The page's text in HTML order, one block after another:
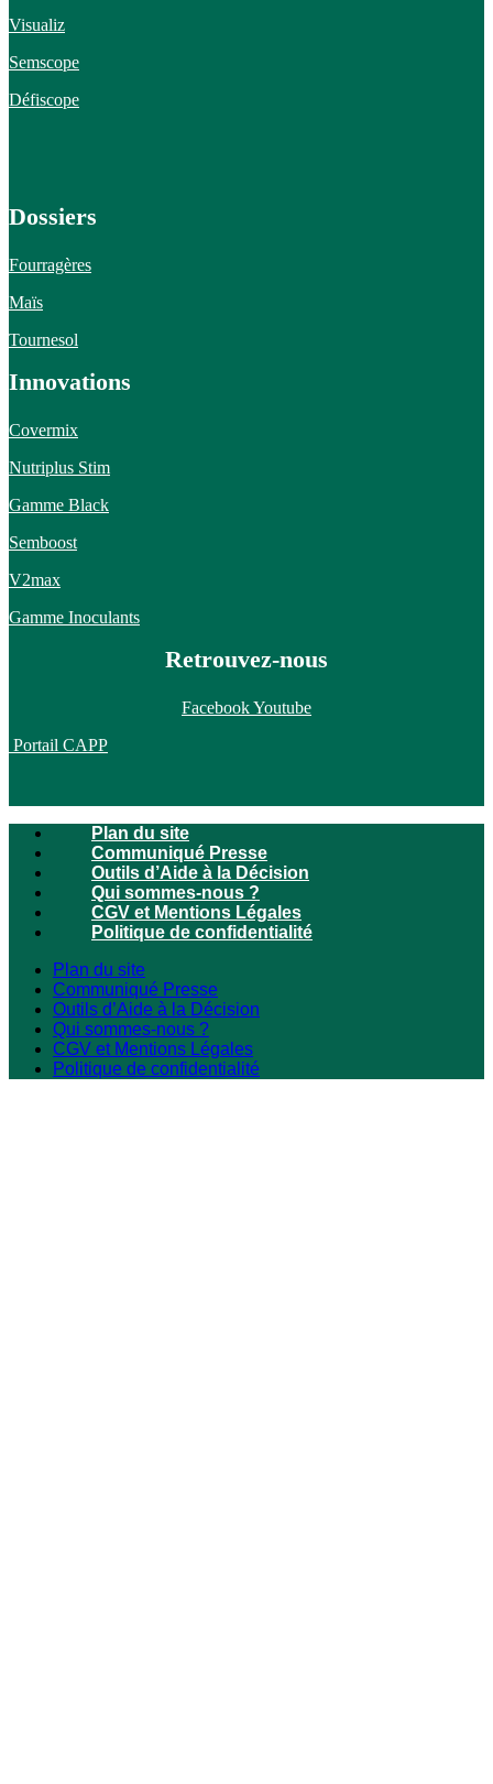
Visualiz
Semscope
Défiscope
Dossiers
Fourragères
Maïs
Tournesol
Innovations
Covermix
Nutriplus Stim
Gamme Black
Semboost
V2max
Gamme Inoculants
Retrouvez-nous
FacebookYoutube
Portail CAPP
Plan du site
Communiqué Presse
Outils d’Aide à la Décision
Qui sommes-nous ?
CGV et Mentions Légales
Politique de confidentialité
Plan du site
Communiqué Presse
Outils d’Aide à la Décision
Qui sommes-nous ?
CGV et Mentions Légales
Politique de confidentialité